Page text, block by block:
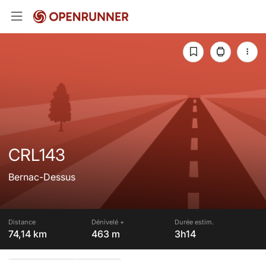
CRL143
Bernac-Dessus
Distance
74,14 km
Dénivelé +
463 m
Durée estim.
3h14